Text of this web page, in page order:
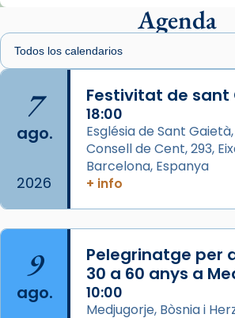
de Barcelona.
1 week ago
Aquest dilluns, 27 de juliol, ha
missa d’acció de gràcies en
comitè organitzador de la
L’arquebisbe de Barcelona, el
Josep Omella, ha presidit la
concelebrat el bisbe auxiliar
Mons. David Abadías.
Agenda
7
ago.
2026
Festivitat de sant
18:00
Església de Sant
Consell de Cent, 293,
Barcelona, Espanya
+ info
9
ago.
Pelegrinatge per
30 a 60 anys a
10:00
Medjugorje, Bòsnia i